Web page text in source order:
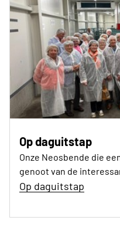
Op daguitstap
Onze Neosbende die
genoot van de
Op daguitstap